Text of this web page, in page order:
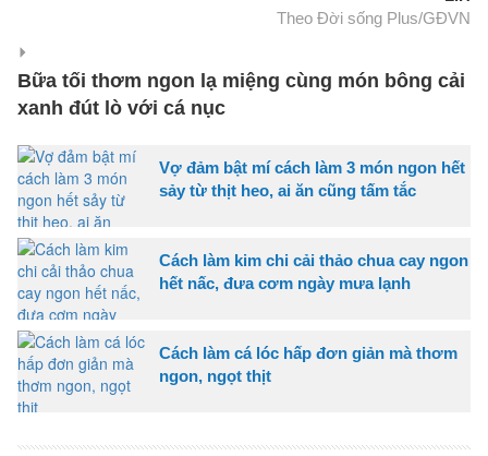
Theo Đời sống Plus/GĐVN
Bữa tối thơm ngon lạ miệng cùng món bông cải
xanh đút lò với cá nục
Vợ đảm bật mí cách làm 3 món ngon hết
sảy từ thịt heo, ai ăn cũng tấm tắc
Cách làm kim chi cải thảo chua cay ngon
hết nấc, đưa cơm ngày mưa lạnh
Cách làm cá lóc hấp đơn giản mà thơm
ngon, ngọt thịt